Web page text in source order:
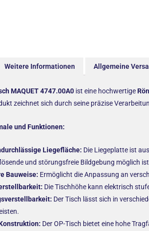
Weitere Informationen Allgemeine
MAQUET 4747.00A0 ist eine hochwertige
zeichnet sich durch seine präzise
und Funktionen:
Liegefläche: Die Liegeplatte ist
und störungsfreie Bildgebung möglich
Bauweise: Ermöglicht die Anpassung an
Die Tischhöhe kann elektrisch
Der Tisch lässt sich in
Der OP-Tisch bietet eine hohe